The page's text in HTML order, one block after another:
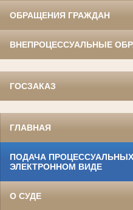
ОБРАЩЕНИЯ ГРАЖДАН
ВНЕПРОЦЕССУАЛЬНЫЕ
ГОСЗАКАЗ
ГЛАВНАЯ
ПОДАЧА
ЭЛЕКТРОННОМ ВИДЕ
О СУДЕ